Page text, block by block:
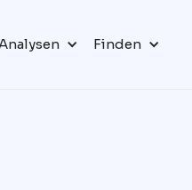
Finden